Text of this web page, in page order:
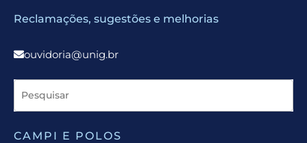
Reclamações, sugestões e melhorias
ouvidoria@unig.br
CAMPI E POLOS